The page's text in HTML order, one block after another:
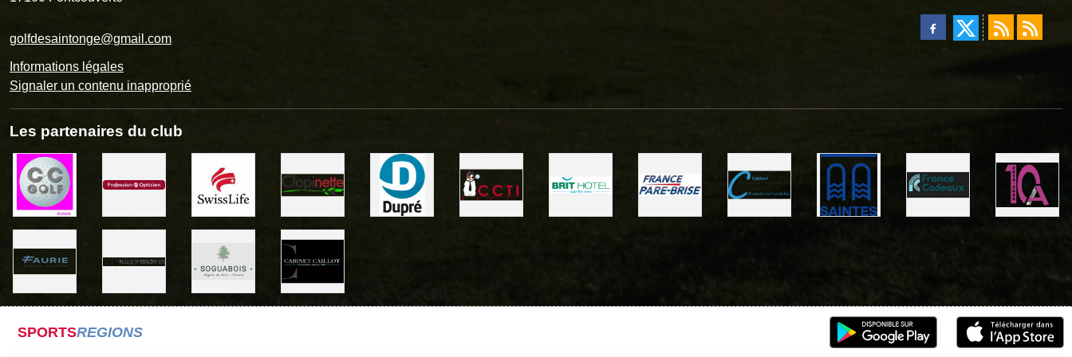
golfdesaintonge@gmail.com
Informations légales
Signaler un contenu inapproprié
Les partenaires du club
SPORTSREGIONS